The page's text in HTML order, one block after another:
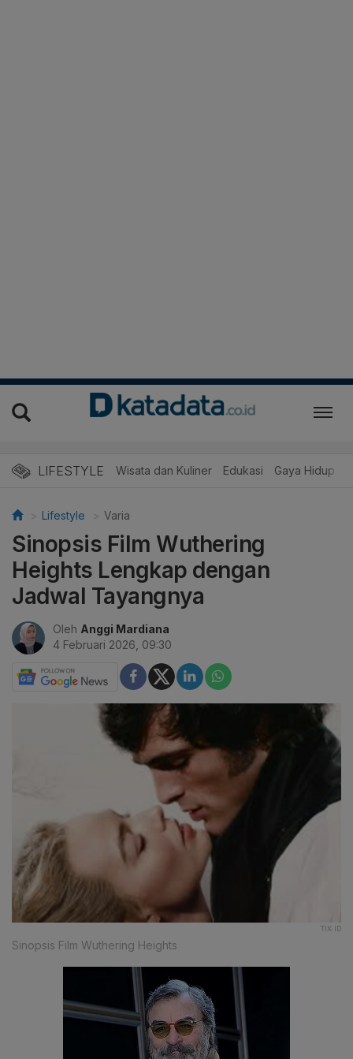
LIFESTYLE Wisata dan Kuliner Edukasi Gaya Hidup
Lifestyle Varia
Sinopsis Film Wuthering
Heights Lengkap dengan
Jadwal Tayangnya
Oleh Anggi Mardiana
4 Februari 2026, 09:30
TIX ID
Sinopsis Film Wuthering Heights